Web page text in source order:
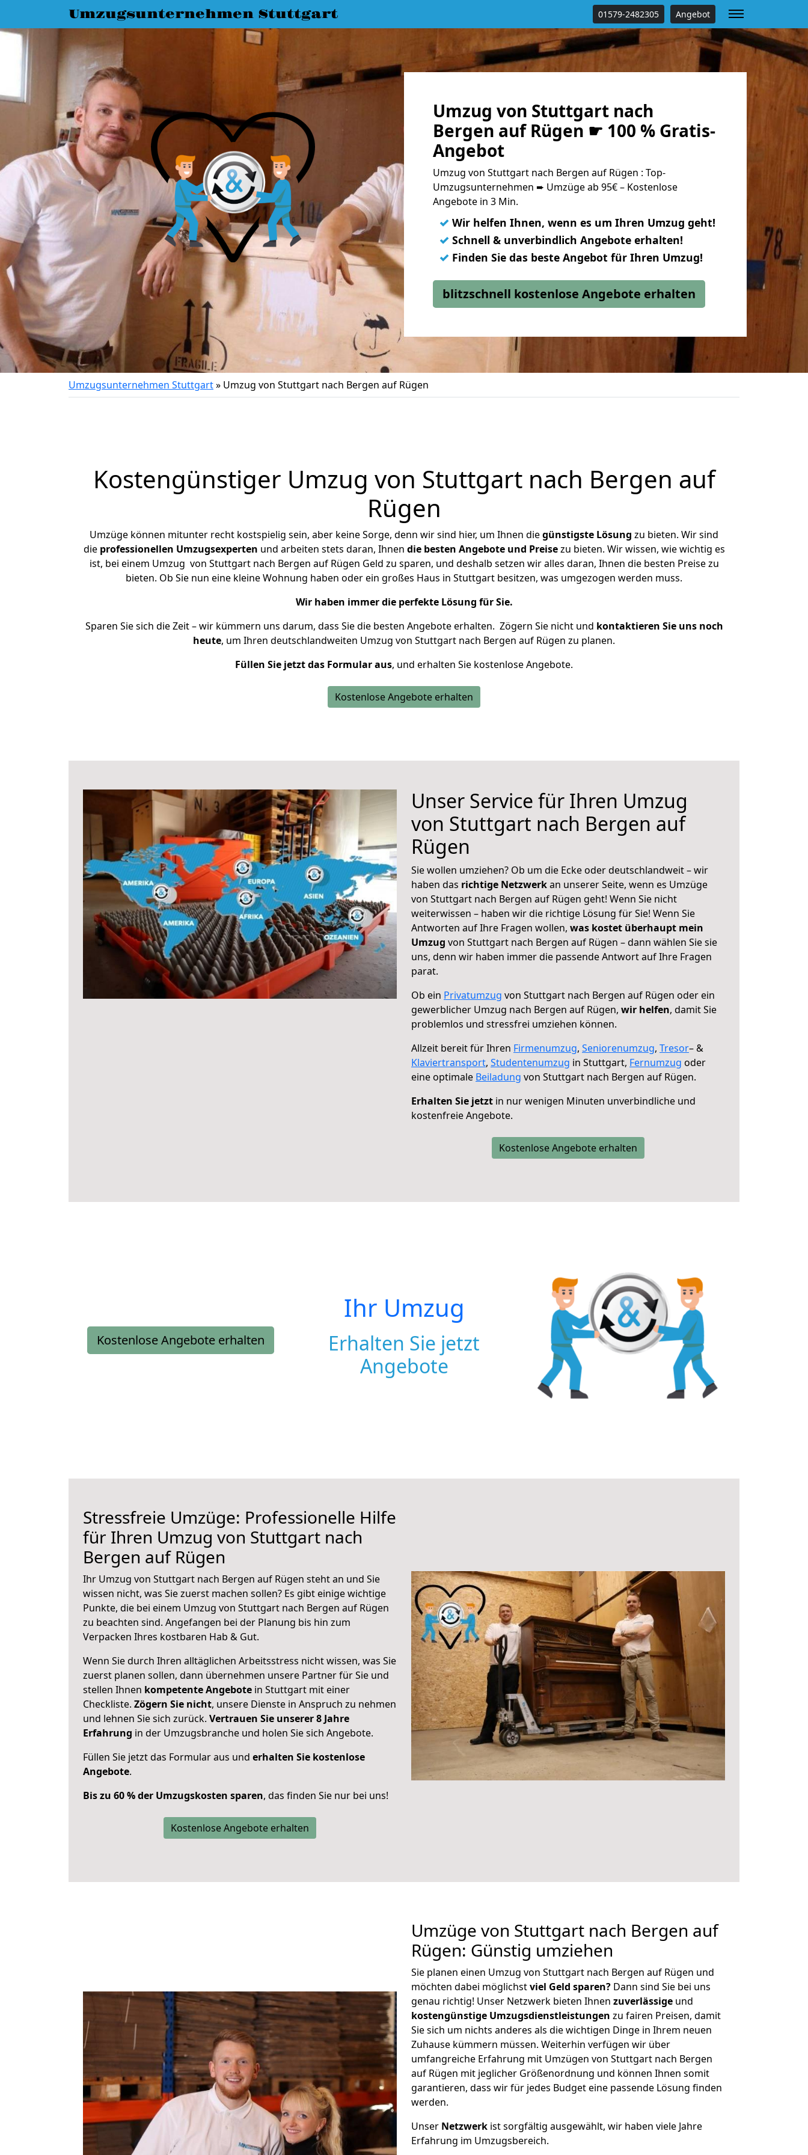
Umzugsunternehmen Stuttgart 01579-2482305 Angebot
Umzug von Stuttgart nach
Bergen auf Rügen ☛ 100 % Gratis-
Angebot
Umzug von Stuttgart nach Bergen auf Rügen : Top-
Umzugsunternehmen ➨ Umzüge ab 95€ – Kostenlose
Angebote in 3 Min.
✓ Wir helfen Ihnen, wenn es um Ihren Umzug geht!
✓ Schnell & unverbindlich Angebote erhalten!
✓ Finden Sie das beste Angebot für Ihren Umzug!
blitzschnell kostenlose Angebote erhalten
Umzugsunternehmen Stuttgart» Umzug von Stuttgart nach Bergen auf Rügen
Kostengünstiger Umzug von Stuttgart nach Bergen auf
Rügen
Umzüge können mitunter recht kostspielig sein, aber keine Sorge, denn wir sind hier, um Ihnen diegünstigste Lösung zu bieten. Wir sind
die professionellen Umzugsexperten und arbeiten stets daran, Ihnen die besten Angebote und Preisezu bieten. Wir wissen, wie wichtig es
ist, bei einem Umzug von Stuttgart nach Bergen auf Rügen Geld zu sparen, und deshalb setzen wir alles daran, Ihnen die besten Preise zu
bieten. Ob Sie nun eine kleine Wohnung haben oder ein großes Haus in Stuttgart besitzen, was umgezogen werden muss.
Wir haben immer die perfekte Lösung für Sie.
Sparen Sie sich die Zeit – wir kümmern uns darum, dass Sie die besten Angebote erhalten. Zögern Sie nicht und kontaktieren Sie uns noch
heute, um Ihren deutschlandweiten Umzug von Stuttgart nach Bergen auf Rügen zu planen.
Füllen Sie jetzt das Formular aus, und erhalten Sie kostenlose Angebote.
Kostenlose Angebote erhalten
Unser Service für Ihren Umzug
von Stuttgart nach Bergen auf
Rügen
Sie wollen umziehen? Ob um die Ecke oder deutschlandweit – wir
haben das richtige Netzwerkan unserer Seite, wenn es Umzüge
von Stuttgart nach Bergen auf Rügen geht! Wenn Sie nicht
weiterwissen – haben wir die richtige Lösung für Sie! Wenn Sie
Antworten auf Ihre Fragen wollen, was kostet überhaupt mein
Umzug von Stuttgart nach Bergen auf Rügen – dann wählen Sie sie
uns, denn wir haben immer die passende Antwort auf Ihre Fragen
parat.
Ob ein Privatumzug von Stuttgart nach Bergen auf Rügen oder ein
gewerblicher Umzug nach Bergen auf Rügen, wir helfen, damit Sie
problemlos und stressfrei umziehen können.
Allzeit bereit für Ihren Firmenumzug, Seniorenumzug, Tresor– &
Klaviertransport, Studentenumzug in Stuttgart, Fernumzug oder
eine optimale Beiladung von Stuttgart nach Bergen auf Rügen.
Erhalten Sie jetzt in nur wenigen Minuten unverbindliche und
kostenfreie Angebote.
Kostenlose Angebote erhalten
Kostenlose Angebote erhalten
Ihr Umzug
Erhalten Sie jetzt
Angebote
Stressfreie Umzüge: Professionelle Hilfe
für Ihren Umzug von Stuttgart nach
Bergen auf Rügen
Ihr Umzug von Stuttgart nach Bergen auf Rügen steht an und Sie
wissen nicht, was Sie zuerst machen sollen? Es gibt einige wichtige
Punkte, die bei einem Umzug von Stuttgart nach Bergen auf Rügen
zu beachten sind. Angefangen bei der Planung bis hin zum
Verpacken Ihres kostbaren Hab & Gut.
Wenn Sie durch Ihren alltäglichen Arbeitsstress nicht wissen, was Sie
zuerst planen sollen, dann übernehmen unsere Partner für Sie und
stellen Ihnen kompetente Angebote in Stuttgart mit einer
Checkliste. Zögern Sie nicht, unsere Dienste in Anspruch zu nehmen
und lehnen Sie sich zurück. Vertrauen Sie unserer 8 Jahre
Erfahrung in der Umzugsbranche und holen Sie sich Angebote.
Füllen Sie jetzt das Formular aus und erhalten Sie kostenlose
Angebote.
Bis zu 60 % der Umzugskosten sparen, das finden Sie nur bei uns!
Kostenlose Angebote erhalten
Umzüge von Stuttgart nach Bergen auf
Rügen: Günstig umziehen
Sie planen einen Umzug von Stuttgart nach Bergen auf Rügen und
möchten dabei möglichstviel Geld sparen? Dann sind Sie bei uns
genau richtig! Unser Netzwerk bieten Ihnen zuverlässige und
kostengünstige Umzugsdienstleistungen zu fairen Preisen, damit
Sie sich um nichts anderes als die wichtigen Dinge in Ihrem neuen
Zuhause kümmern müssen. Weiterhin verfügen wir über
umfangreiche Erfahrung mit Umzügen von Stuttgart nach Bergen
auf Rügen mit jeglicher Größenordnung und können Ihnen somit
garantieren, dass wir für jedes Budget eine passende Lösung finden
werden.
Unser Netzwerk ist sorgfältig ausgewählt, wir haben viele Jahre
Erfahrung im Umzugsbereich.